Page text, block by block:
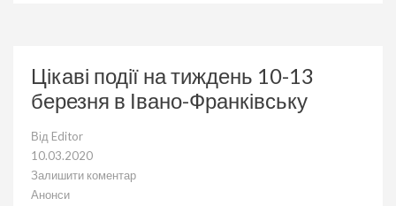
Цікаві події на тиждень 10-13
березня в Івано-Франківську
Від Editor
10.03.2020
Залишити коментар
до
Анонси